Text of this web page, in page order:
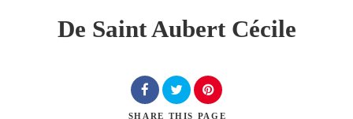
De Saint Aubert Cécile
SHARE THIS PAGE